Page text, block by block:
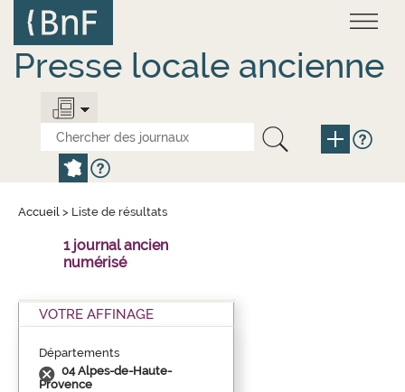
contenu
principal
Presse locale ancienne
Accueil > Liste de résultats
1 journal ancien
numérisé
VOTRE AFFINAGE
Départements
04 Alpes-de-Haute-
Provence
Panneau de gestion des cookies